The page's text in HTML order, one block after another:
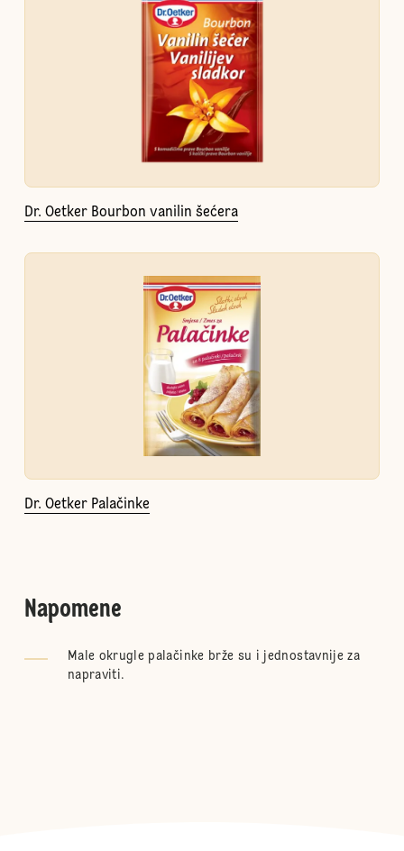
Dr. Oetker Bourbon vanilin šećera
Dr. Oetker Palačinke
Napomene
Male okrugle palačinke brže su i jednostavnije za
napraviti.